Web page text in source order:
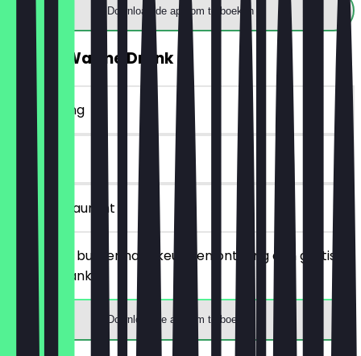
Download de app om te boeken
GRATIS Warme Drank
~€ 3 korting
90 dagen
in het restaurant
Bestel een burger naar keuze en ontvang een gratis
warme drank.
Download de app om te boeken